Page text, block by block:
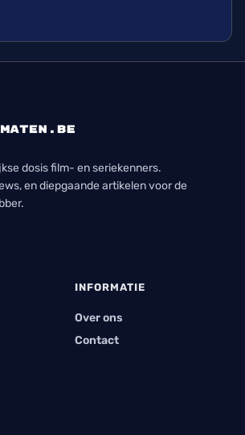
dosis film- en seriekenners.
en diepgaande artikelen voor de
INFORMATIE
Over ons
Contact